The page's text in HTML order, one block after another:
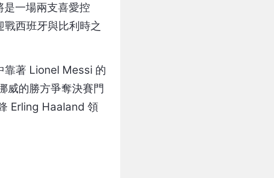
一場兩支喜愛控
西班牙與比利時之
靠著 Lionel Messi 的
威的勝方爭奪決賽門
Erling Haaland 領